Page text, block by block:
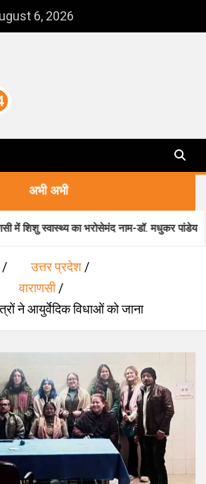
6, 2026
अभी अभी
का भरोसेमंद नाम-डॉ. मधुकर पांडेय
उत्तर प्रदेश
वाराणसी
ने आयुर्वेदिक विधाओं को जाना